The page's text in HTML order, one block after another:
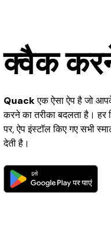
क्वैक
Quackएक ऐसा ऐप है जो
करने का तरीका बदलता है। हर
पर, ऐप इंस्टॉल किए गए सभी
देती है।